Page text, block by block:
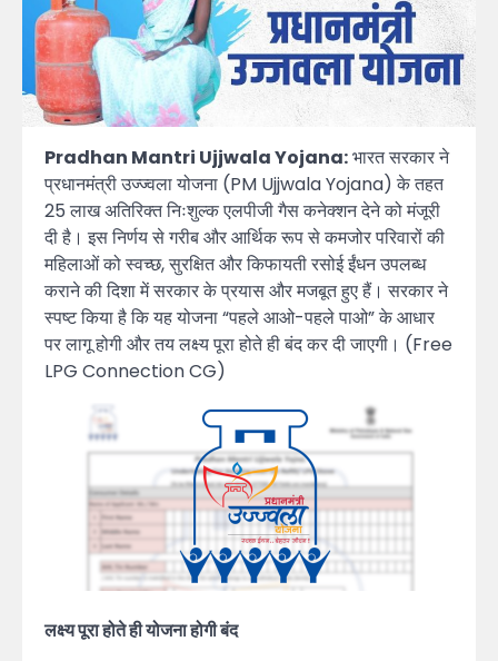
Pradhan Mantri Ujjwala Yojana:भारत सरकार ने
प्रधानमंत्री उज्ज्वला योजना (PM Ujjwala Yojana) के तहत
25 लाख अतिरिक्त निःशुल्क एलपीजी गैस कनेक्शन देने को मंजूरी
दी है। इस निर्णय से गरीब और आर्थिक रूप से कमजोर परिवारों की
महिलाओं को स्वच्छ, सुरक्षित और किफायती रसोई ईंधन उपलब्ध
कराने की दिशा में सरकार के प्रयास और मजबूत हुए हैं। सरकार ने
स्पष्ट किया है कि यह योजना “पहले आओ-पहले पाओ” के आधार
पर लागू होगी और तय लक्ष्य पूरा होते ही बंद कर दी जाएगी। (Free
LPG Connection CG)
लक्ष्य पूरा होते ही योजना होगी बंद